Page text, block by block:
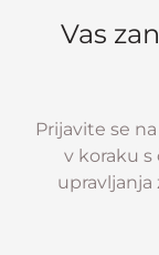
Vas
Prijavite se
v koraku s
upravljanja